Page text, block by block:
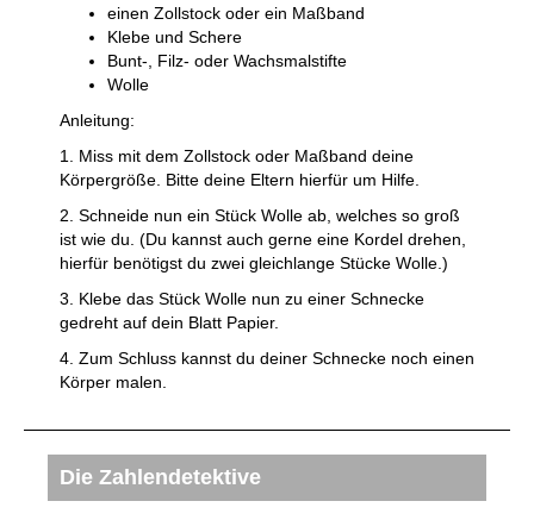
einen Zollstock oder ein Maßband
Klebe und Schere
Bunt-, Filz- oder Wachsmalstifte
Wolle
Anleitung:
1. Miss mit dem Zollstock oder Maßband deine
Körpergröße. Bitte deine Eltern hierfür um Hilfe.
2. Schneide nun ein Stück Wolle ab, welches so groß
ist wie du. (Du kannst auch gerne eine Kordel drehen,
hierfür benötigst du zwei gleichlange Stücke Wolle.)
3. Klebe das Stück Wolle nun zu einer Schnecke
gedreht auf dein Blatt Papier.
4. Zum Schluss kannst du deiner Schnecke noch einen
Körper malen.
Die Zahlendetektive